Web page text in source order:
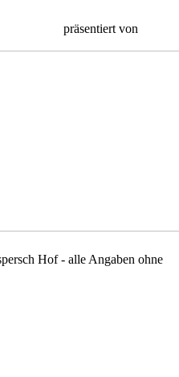
präsentiert von
Hof - alle Angaben ohne